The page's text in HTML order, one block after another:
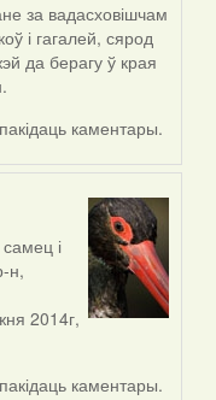
за вадасховішчам
і гагалей, сярод
да берагу ў края
каментары.
і
н,
2014г,
каментары.